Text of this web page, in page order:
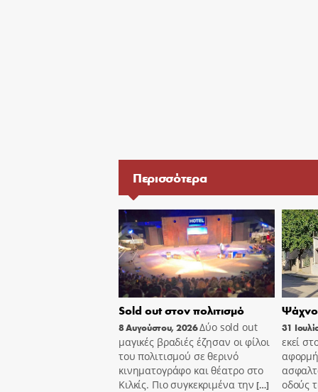
Περισσότερα
Sold out στον πολιτισμό
8 Αυγούστου, 2026Δύο sold out
μαγικές βραδιές έζησαν οι φίλοι
του πολιτισμού σε θερινό
κινηματογράφο και θέατρο στο
Κιλκίς. Πιο συγκεκριμένα την […]
31
εκεί
οδούς